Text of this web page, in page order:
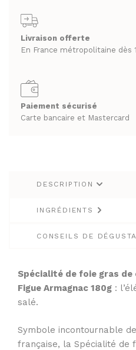
APÉRITIFS
SPIRITUEUX & CHAMPAGNES
CHAMPAGNES
RHUMS ET GINS
WHISKY
VINS BLANCS SECS
VINS ROSÉS
CHAMPAGNES
RHUMS ET GINS
WHISKY
LES VINS
VINS BLANCS MOELLEUX
VINS BLANCS SECS
Sud-
Ouest
Figue
180g
Livraison offerte
En France métropolitaine dès
Paiement sécurisé
Carte bancaire et Mastercard
DESCRIPTION
INGRÉDIENTS
CONSEILS DE
Spécialité de foie gras de
Figue Armagnac 180g :
salé.
Symbole incontournable
française, la Spécialité de